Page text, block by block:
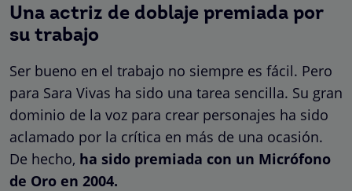
Una actriz de doblaje premiada por
su trabajo
Ser bueno en el trabajo no siempre es fácil. Pero
para Sara Vivas ha sido una tarea sencilla. Su gran
dominio de la voz para crear personajes ha sido
aclamado por la crítica en más de una ocasión.
De hecho, ha sido premiada con un Micrófono
de Oro en 2004.